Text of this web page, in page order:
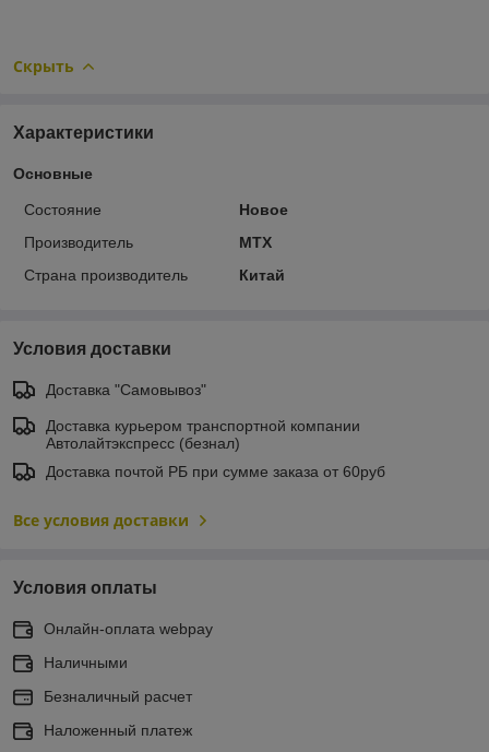
Скрыть
Характеристики
Основные
Состояние
Новое
Производитель
MTX
Страна производитель
Китай
Условия доставки
Доставка "Самовывоз"
Доставка курьером транспортной компании
Автолайтэкспресс (безнал)
Доставка почтой РБ при сумме заказа от 60руб
Все условия доставки
Условия оплаты
Онлайн-оплата webpay
Наличными
Безналичный расчет
Наложенный платеж